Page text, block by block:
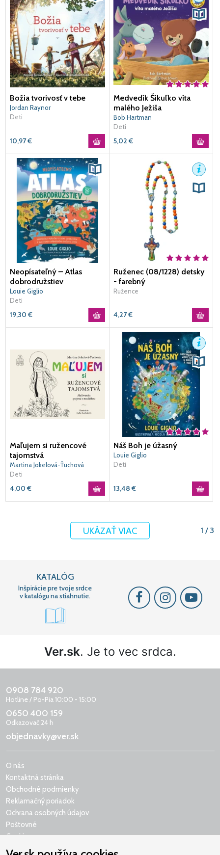
Božia tvorivosť v tebe
Jordan Raynor
Deti
10,97€
Medvedík Šikuľko víta
malého Ježiša
Bob Hartman
Deti
5,02 €
Neopísateľný – Atlas
dobrodružstiev
Louie Giglio
Deti
19,30 €
Ruženec (08/1228) detsky
- farebný
Ružence
4,27€
Maľujem si ružencové
tajomstvá
Martina Jokelová-Ťuchová
Deti
4,00 €
Náš Boh je úžasný
Louie Giglio
Deti
13,48 €
UKÁZAŤ VIAC 1 / 3
KATALÓG
Inšpirácie pre tvoje srdce
v katalógu na stiahnutie.
Ver.sk. Je to vec srdca.
0908 784 920
Hotline / Po-Pia 10:00 - 15:00
0650 400 159
Odkazovač 24 h
objednavky@ver.sk
O nás
Kontaktná stránka
Obchodné podmienky
Reklamačný poriadok
Ochrana osobných údajov
Poštovné
Cookies